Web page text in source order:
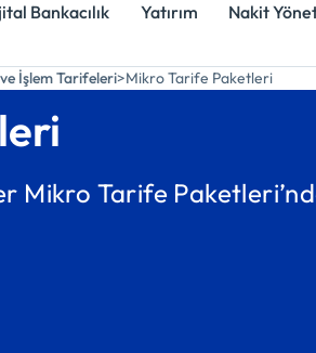
Bankacılık Yatırım Nakit
İşlem Tarifeleri Mikro Tarife Paketleri
Mikro Tarife